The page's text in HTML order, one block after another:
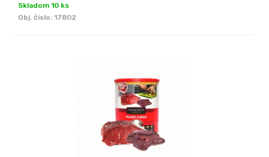
Skladom 10 ks
Obj. čislo: 17802